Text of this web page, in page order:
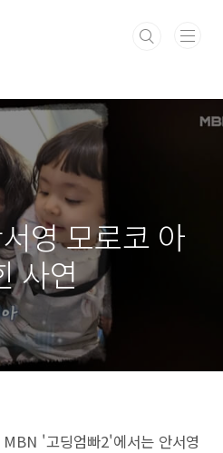
영 모로코 아
사연
'고딩엄빠2'에서는 안서영